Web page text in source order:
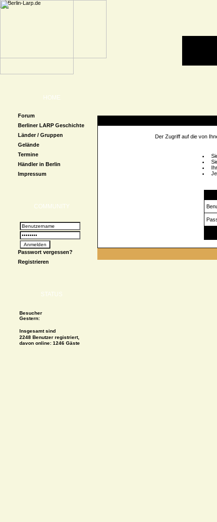
HOME
Forum
Berliner LARP Geschichte
Länder / Gruppen
Gelände
Termine
Händler in Berlin
Impressum
COMMUNITY
Passwort vergessen?
Registrieren
STATUS
Besucher
Gestern:
Insgesamt sind
2248 Benutzer registriert,
davon online: 1246 Gäste
Der Zugriff auf die von